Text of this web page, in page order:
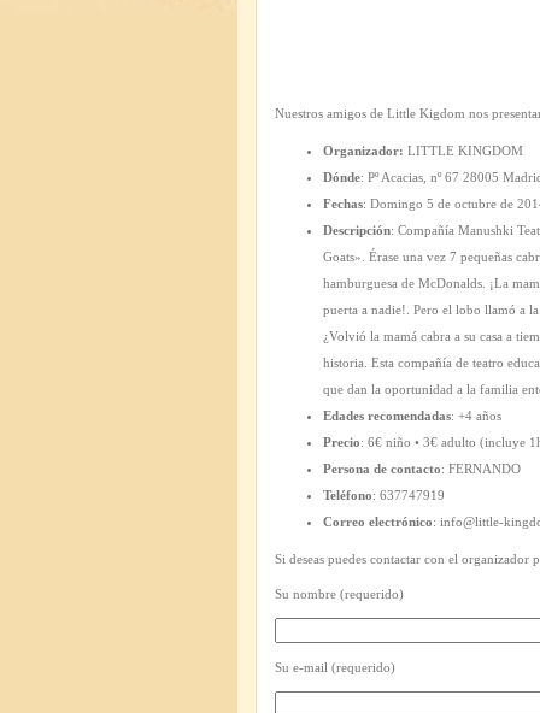
Nuestros amigos de Little Kigdom nos
Organizador: LITTLE KINGDOM
Dónde: Pº Acacias, nº 67 28005
Fechas: Domingo 5 de octubre de
Descripción: Compañía Manushki
Goats». Érase una vez 7 pequeñas
hamburguesa de McDonalds. ¡La
puerta a nadie!. Pero el lobo llamó a
¿Volvió la mamá cabra a su casa a
historia. Esta compañía de teatro
que dan la oportunidad a la familia
Edades recomendadas: +4 años
Precio: 6€ niño • 3€ adulto (incluye
Persona de contacto: FERNANDO
Teléfono: 637747919
Correo electrónico: info@little-
Si deseas puedes contactar con el
Su nombre (requerido)
Su e-mail (requerido)